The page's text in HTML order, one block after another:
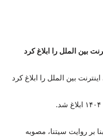
بین الملل را ابلاغ کرد
بر روایت سیتنا، مصوبه